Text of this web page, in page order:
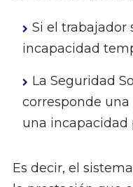
Si el trabajador
incapacidad
La Seguridad
corresponde
una incapacidad
Es decir, el